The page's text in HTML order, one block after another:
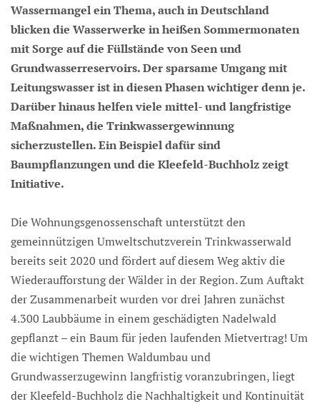
Wassermangel ein Thema, auch in Deutschland
blicken die Wasserwerke in heißen Sommermonaten
mit Sorge auf die Füllstände von Seen und
Grundwasserreservoirs. Der sparsame Umgang mit
Leitungswasser ist in diesen Phasen wichtiger denn je.
Darüber hinaus helfen viele mittel- und langfristige
Maßnahmen, die Trinkwassergewinnung
sicherzustellen. Ein Beispiel dafür sind
Baumpflanzungen und die Kleefeld-Buchholz zeigt
Initiative.
Die Wohnungsgenossenschaft unterstützt den
gemeinnützigen Umweltschutzverein Trinkwasserwald
bereits seit 2020 und fördert auf diesem Weg aktiv die
Wiederaufforstung der Wälder in der Region. Zum Auftakt
der Zusammenarbeit wurden vor drei Jahren zunächst
4.300 Laubbäume in einem geschädigten Nadelwald
gepflanzt – ein Baum für jeden laufenden Mietvertrag! Um
die wichtigen Themen Waldumbau und
Grundwasserzugewinn langfristig voranzubringen, liegt
der Kleefeld-Buchholz die Nachhaltigkeit und Kontinuität